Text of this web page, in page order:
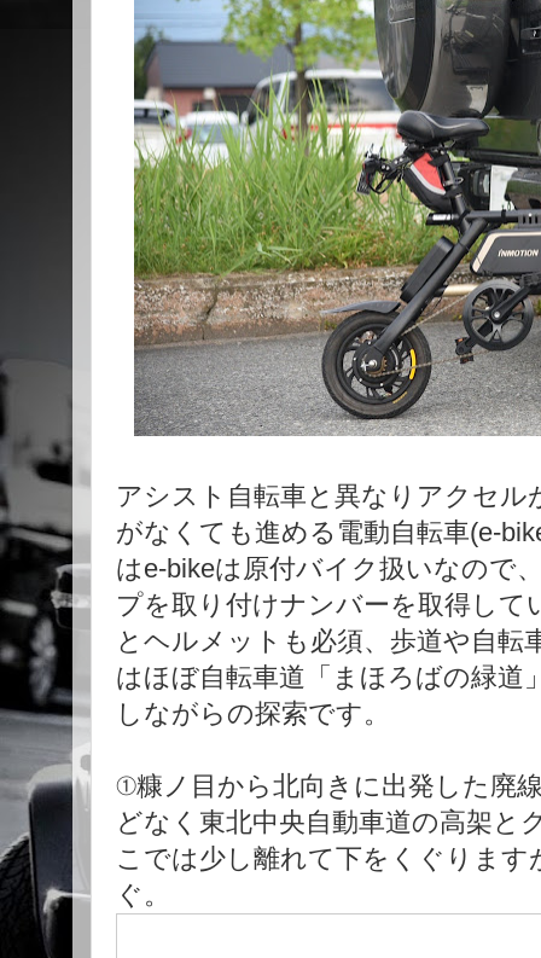
アシスト自転車と異なりアクセ
がなくても進める電動自転車(e-
はe-bikeは原付バイク扱いなので
プを取り付けナンバーを取得して
とヘルメットも必須、歩道や自転
はほぼ自転車道「まほろばの緑道
しながらの探索です。
①糠ノ目から北向きに出発した廃
どなく東北中央自動車道の高架と
こでは少し離れて下をくぐりま
ぐ。